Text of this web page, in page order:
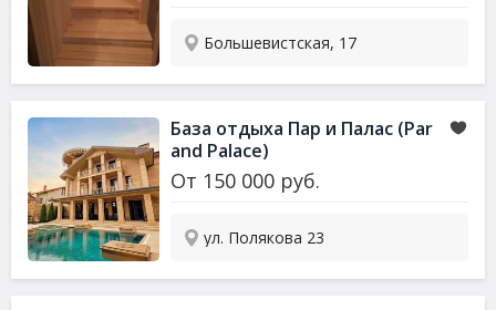
Большевистская, 17
База отдыха Пар и Палас (Par
and Palace)
От 150 000 руб.
ул. Полякова 23